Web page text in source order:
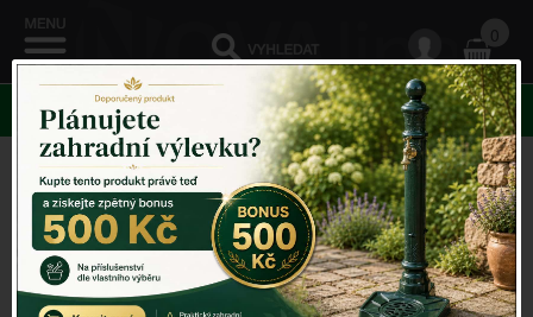
0
KATEGORIE
Venkovský domov ->Vůně podle nálady->
Vůně do
skříně vonný sáček vanilka Boles d`olor30g